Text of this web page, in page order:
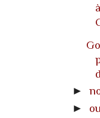
►
►